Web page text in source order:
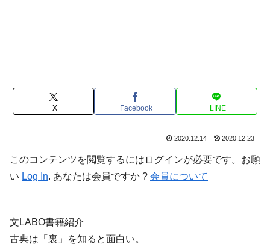
X Facebook LINE
2020.12.14 2020.12.23
このコンテンツを閲覧するにはログインが必要です。お願
い Log In. あなたは会員ですか ? 会員について
文LABO書籍紹介
古典は「裏」を知ると面白い。